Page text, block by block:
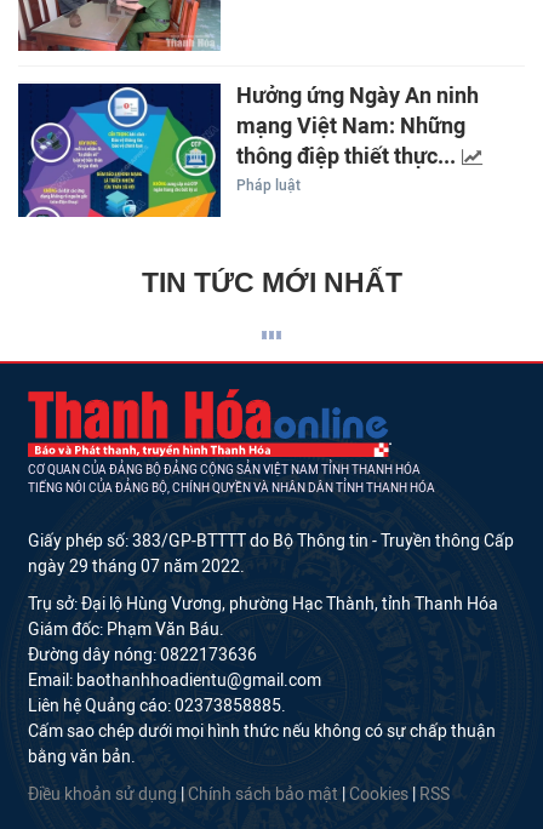
Hưởng ứng Ngày An ninh
mạng Việt Nam: Những
thông điệp thiết thực...
Pháp luật
TIN TỨC MỚI NHẤT
CƠ QUAN CỦA ĐẢNG BỘ ĐẢNG CỘNG SẢN VIỆT NAM TỈNH THANH HÓA
TIẾNG NÓI CỦA ĐẢNG BỘ, CHÍNH QUYỀN VÀ NHÂN DÂN TỈNH THANH HÓA
Giấy phép số: 383/GP-BTTTT do Bộ Thông tin - Truyền thông Cấp
ngày 29 tháng 07 năm 2022.
Trụ sở: Đại lộ Hùng Vương, phường Hạc Thành, tỉnh Thanh Hóa
Giám đốc: Phạm Văn Báu.
Đường dây nóng: 0822173636
Email: baothanhhoadientu@gmail.com
Liên hệ Quảng cáo: 02373858885.
Cấm sao chép dưới mọi hình thức nếu không có sự chấp thuận
bằng văn bản.
Điều khoản sử dụng Chính sách bảo mật Cookies RSS